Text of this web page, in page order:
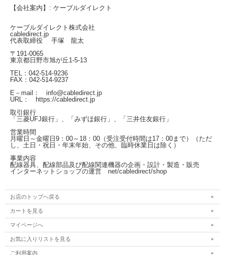
【会社案内】: ケーブルダイレクト
ケーブルダイレクト株式会社
cabledirect.jp
代表取締役 手塚 龍太
〒191-0065
東京都日野市旭が丘1-5-13
TEL：042-514-9236
FAX：042-514-9237
E－mail： info@cabledirect.jp
URL： https://cabledirect.jp
取引銀行
「三菱UFJ銀行」、「みずほ銀行」、「三井住友銀行」
営業時間
月曜日～金曜日 9：00～18：00（受注受付時間は17：00まで）
（ただ
し、土日・祝日・年末年始、その他、臨時休業日は除く）
事業内容
配線器具、配線部品及び配線関連機器の企画・設計・製造・販売
インターネットショップの運営 net/cabledirect/shop
お店のトップへ戻る
カートを見る
マイページへ
お気に入りリストを見る
ご利用案内